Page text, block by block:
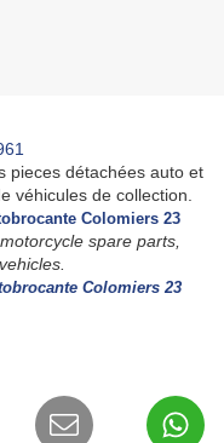
pieces détachées auto et
véhicules de collection.
Colomiers 23
spare parts,
Colomiers 23